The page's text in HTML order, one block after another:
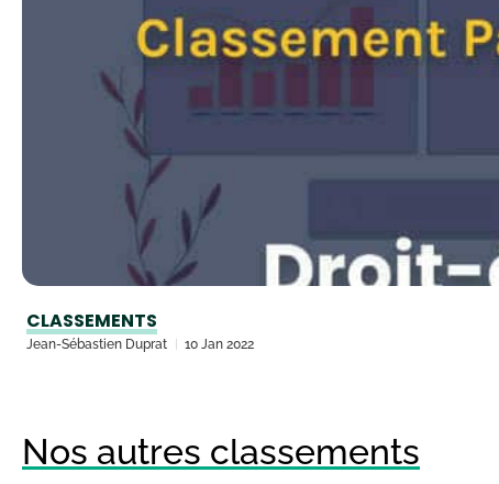
CLASSEMENTS
Jean-Sébastien Duprat 10 Jan 2022
Nos autres classements